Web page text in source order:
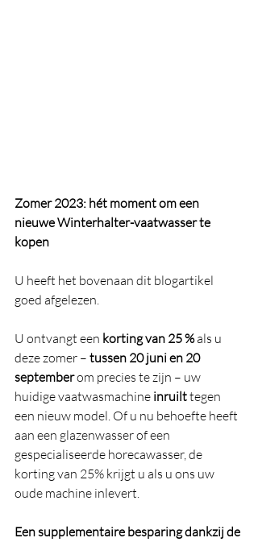
Zomer 2023: hét moment om een
nieuwe Winterhalter-vaatwasser te
kopen
U heeft het bovenaan dit blogartikel
goed afgelezen.
U ontvangt een korting van 25 % als u
deze zomer – tussen 20 juni en 20
september om precies te zijn – uw
huidige vaatwasmachine inruilt tegen
een nieuw model. Of u nu behoefte heeft
aan een glazenwasser of een
gespecialiseerde horecawasser, de
korting van 25% krijgt u als u ons uw
oude machine inlevert.
Een supplementaire besparing dankzij de